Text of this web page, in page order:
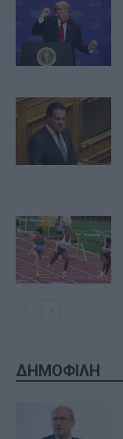
ΔΗΜΟΦΙΛΗ